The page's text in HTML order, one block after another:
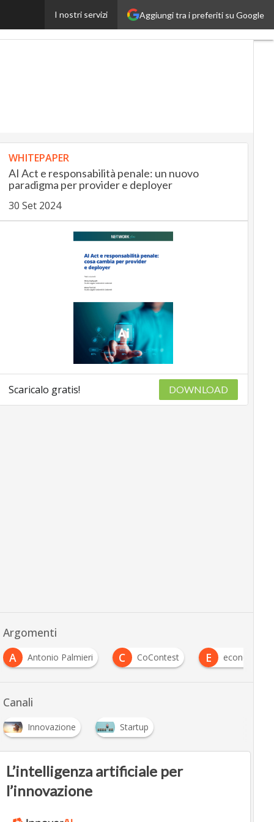
Aggiungi tra i preferiti su Google
I nostri servizi
RetailUp
WHITEPAPER
AI Act e responsabilità penale: un nuovo
paradigma per provider e deployer
30 Set 2024
Scaricalo gratis! DOWNLOAD
Argomenti
A Antonio Palmieri C CoContest E economia
Canali
Innovazione Startup
L’intelligenza artificiale per
l’innovazione